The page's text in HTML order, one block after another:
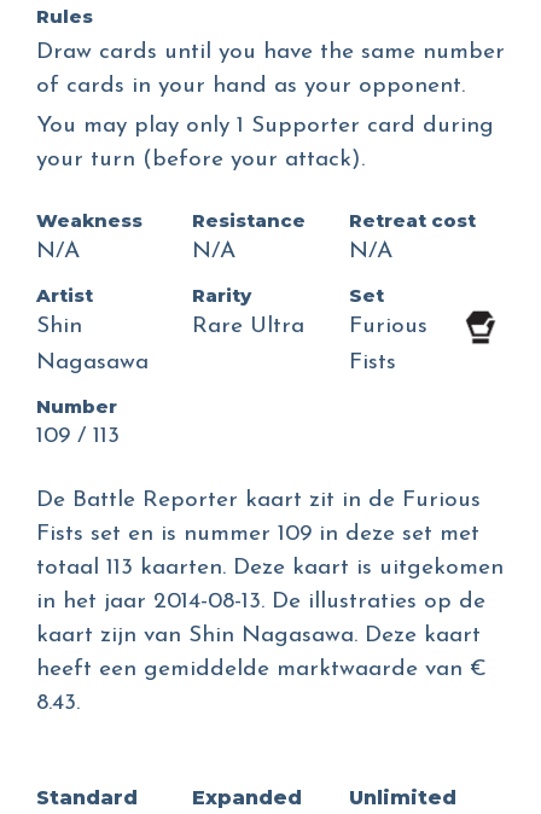
Rules
Draw cards until you have the same number
of cards in your hand as your opponent.
You may play only 1 Supporter card during
your turn (before your attack).
Weakness
N/A
Resistance
N/A
Retreat cost
N/A
Artist
Shin
Nagasawa
Rarity
Rare Ultra
Set
Furious
Fists
Number
109 / 113
De Battle Reporter kaart zit in de Furious
Fists set en is nummer 109 in deze set met
totaal 113 kaarten. Deze kaart is uitgekomen
in het jaar 2014-08-13. De illustraties op de
kaart zijn van Shin Nagasawa. Deze kaart
heeft een gemiddelde marktwaarde van €
8.43.
Standard
Expanded
Unlimited